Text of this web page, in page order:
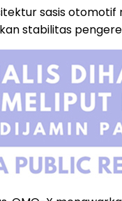
sasis
stabilitas